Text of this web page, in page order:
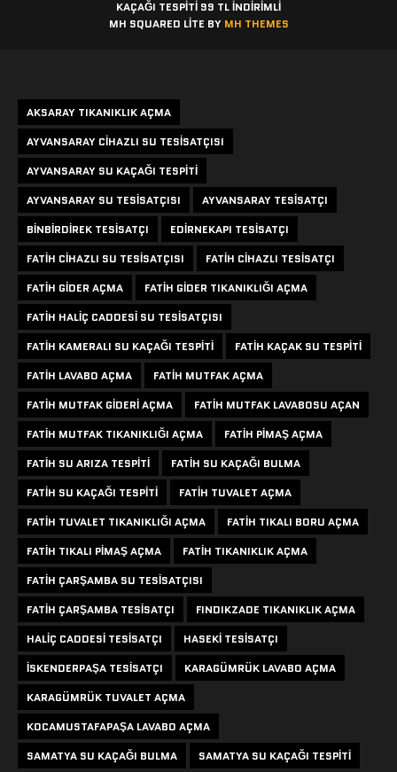
KAÇAĞI TESPITI 99 TL İNDİRİMLİ
MH SQUARED LITE BY MH THEMES
AKSARAY TIKANIKLIK AÇMA
AYVANSARAY CIHAZLI SU TESISATÇISI
AYVANSARAY SU KAÇAĞI TESPITI
AYVANSARAY SU TESISATÇISI
AYVANSARAY TESISATÇI
BINBIRDIREK TESISATÇI
EDIRNEKAPI TESISATÇI
FATIH CIHAZLI SU TESISATÇISI
FATIH CIHAZLI TESISATÇI
FATIH GIDER AÇMA
FATIH GIDER TIKANIKLIĞI AÇMA
FATIH HALIÇ CADDESI SU TESISATÇISI
FATIH KAMERALI SU KAÇAĞI TESPITI
FATIH KAÇAK SU TESPITI
FATIH LAVABO AÇMA
FATIH MUTFAK AÇMA
FATIH MUTFAK GIDERI AÇMA
FATIH MUTFAK LAVABOSU AÇAN
FATIH MUTFAK TIKANIKLIĞI AÇMA
FATIH PIMAŞ AÇMA
FATIH SU ARIZA TESPITI
FATIH SU KAÇAĞI BULMA
FATIH SU KAÇAĞI TESPITI
FATIH TUVALET AÇMA
FATIH TUVALET TIKANIKLIĞI AÇMA
FATIH TIKALI BORU AÇMA
FATIH TIKALI PIMAŞ AÇMA
FATIH TIKANIKLIK AÇMA
FATIH ÇARŞAMBA SU TESISATÇISI
FATIH ÇARŞAMBA TESISATÇI
FINDIKZADE TIKANIKLIK AÇMA
HALIÇ CADDESI TESISATÇI
HASEKI TESISATÇI
ISKENDERPAŞA TESISATÇI
KARAGÜMRÜK LAVABO AÇMA
KARAGÜMRÜK TUVALET AÇMA
KOCAMUSTAFAPAŞA LAVABO AÇMA
SAMATYA SU KAÇAĞI BULMA
SAMATYA SU KAÇAĞI TESPITI